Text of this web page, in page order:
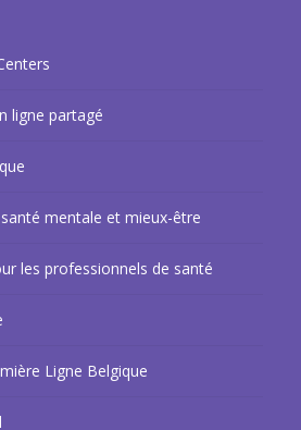
ligne partagé
mentale et mieux-être
les professionnels de santé
Ligne Belgique